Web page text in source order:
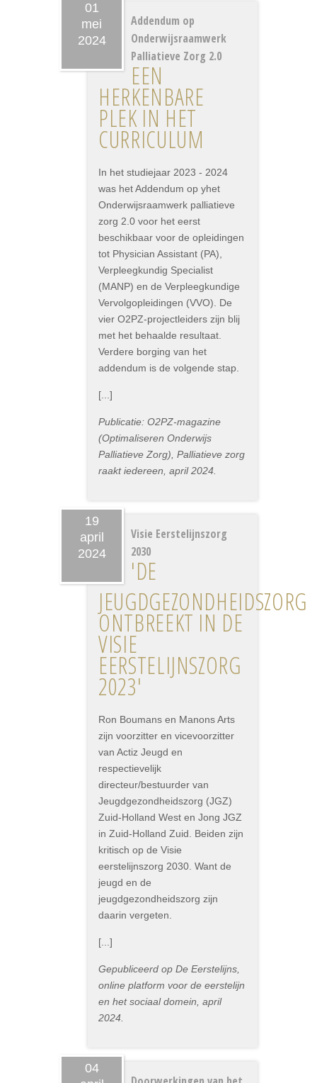
01
mei
2024
Addendum op
Onderwijsraamwerk
Palliatieve Zorg 2.0
EEN
HERKENBARE
PLEK IN HET
CURRICULUM
In het studiejaar 2023 - 2024
was het Addendum op yhet
Onderwijsraamwerk palliatieve
zorg 2.0 voor het eerst
beschikbaar voor de opleidingen
tot Physician Assistant (PA),
Verpleegkundig Specialist
(MANP) en de Verpleegkundige
Vervolgopleidingen (VVO). De
vier O2PZ-projectleiders zijn blij
met het behaalde resultaat.
Verdere borging van het
addendum is de volgende stap.
[...]
Publicatie: O2PZ-magazine
(Optimaliseren Onderwijs
Palliatieve Zorg), Palliatieve zorg
raakt iedereen, april 2024.
19
april
2024
Visie Eerstelijnszorg
2030
'DE
JEUGDGEZONDHEIDSZORG
ONTBREEKT IN DE
VISIE
EERSTELIJNSZORG
2023'
Ron Boumans en Manons Arts
zijn voorzitter en vicevoorzitter
van Actiz Jeugd en
respectievelijk
directeur/bestuurder van
Jeugdgezondheidszorg (JGZ)
Zuid-Holland West en Jong JGZ
in Zuid-Holland Zuid. Beiden zijn
kritisch op de Visie
eerstelijnszorg 2030. Want de
jeugd en de
jeugdgezondheidszorg zijn
daarin vergeten.
[...]
Gepubliceerd op De Eerstelijns,
online platform voor de eerstelijn
en het sociaal domein, april
2024.
04